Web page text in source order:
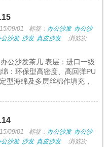
09/01 标签： 办公沙发 办公沙
沙发 沙发 真皮沙发
浏览次
公沙发茶几 表层：进口一级
：环保型高密度、高回弹PU
型海绵及多层丝棉作填充，
09/01 标签： 办公沙发 办公沙
沙发 沙发 真皮沙发
浏览次